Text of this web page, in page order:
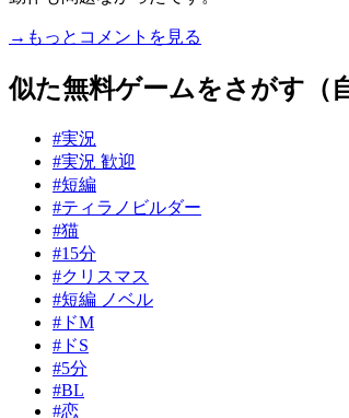
→もっとコメントを見る
似た無料ゲームをさがす（
#実況
#実況 歓迎
#短編
#ティラノビルダー
#猫
#15分
#クリスマス
#短編 ノベル
#ドM
#ドS
#5分
#BL
#恋